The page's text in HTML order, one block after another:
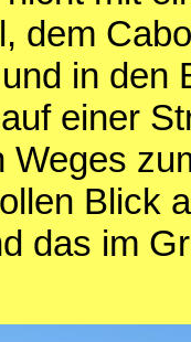
dem
in den
einer
Weges
Blick
das im